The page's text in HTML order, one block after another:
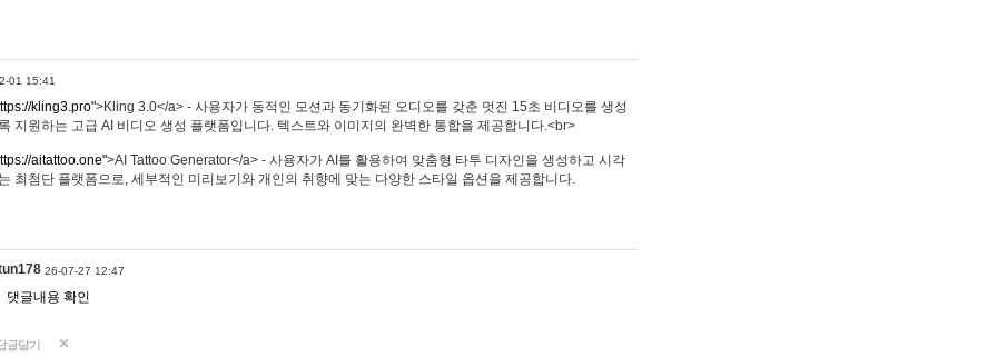
01 15:41
kling3.pro">Kling 3.0</a> - 사용자가 동적인 모션과 동기화된 오디오를 갖춘 멋진 15초 비디오를 생성
지원하는 고급 AI 비디오 생성 플랫폼입니다. 텍스트와 이미지의 완벽한 통합을 제공합니다.<br>
aitattoo.one">AI Tattoo Generator</a> - 사용자가 AI를 활용하여 맞춤형 타투 디자인을 생성하고 시각
최첨단 플랫폼으로, 세부적인 미리보기와 개인의 취향에 맞는 다양한 스타일 옵션을 제공합니다.
26-07-27 12:47
댓글내용 확인
글달기